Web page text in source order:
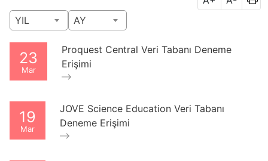
YIL
AY
23
Mar
Proquest Central Veri Tabanı Deneme
Erişimi
19
Mar
JOVE Science Education Veri Tabanı
Deneme Erişimi